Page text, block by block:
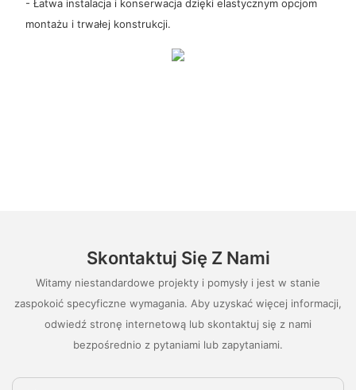
- Łatwa instalacja i konserwacja dzięki elastycznym opcjom
montażu i trwałej konstrukcji.
Skontaktuj Się Z Nami
Witamy niestandardowe projekty i pomysły i jest w stanie
zaspokoić specyficzne wymagania. Aby uzyskać więcej informacji,
odwiedź stronę internetową lub skontaktuj się z nami
bezpośrednio z pytaniami lub zapytaniami.